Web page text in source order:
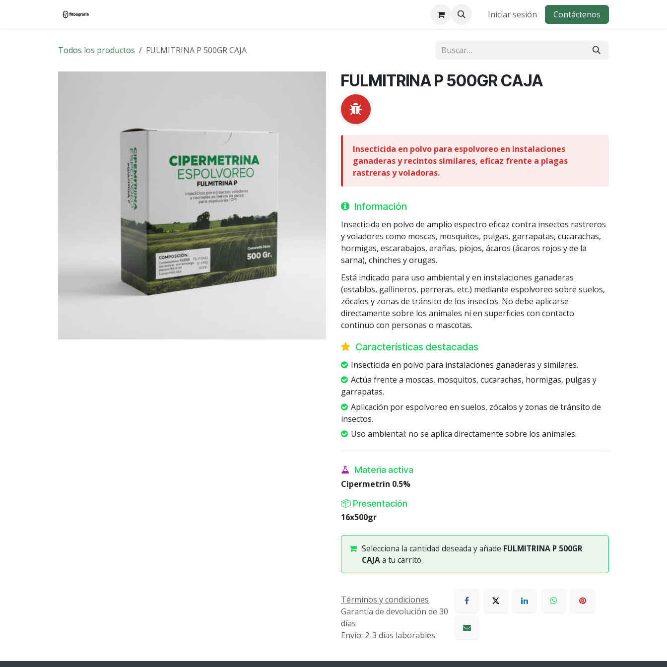
Iniciar sesión Contáctenos
Todos los productos FULMITRINA P 500GR CAJA
FULMITRINA P 500GR CAJA
Insecticida en polvo para espolvoreo en instalaciones
ganaderas y recintos similares, eficaz frente a plagas
rastreras y voladoras.
Información
Insecticida en polvo de amplio espectro eficaz contra insectos rastreros
y voladores como moscas, mosquitos, pulgas, garrapatas, cucarachas,
hormigas, escarabajos, arañas, piojos, ácaros (ácaros rojos y de la
sarna), chinches y orugas.
Está indicado para uso ambiental y en instalaciones ganaderas
(establos, gallineros, perreras, etc.) mediante espolvoreo sobre suelos,
zócalos y zonas de tránsito de los insectos. No debe aplicarse
directamente sobre los animales ni en superficies con contacto
continuo con personas o mascotas.
Características destacadas
Insecticida en polvo para instalaciones ganaderas y similares.
Actúa frente a moscas, mosquitos, cucarachas, hormigas, pulgas y
garrapatas.
Aplicación por espolvoreo en suelos, zócalos y zonas de tránsito de
insectos.
Uso ambiental: no se aplica directamente sobre los animales.
Materia activa
Cipermetrin 0.5%
📦 Presentación
16x500gr
Selecciona la cantidad deseada y añade FULMITRINA P 500GR
CAJAa tu carrito.
Términos y condiciones
Garantía de devolución de 30
días
Envío: 2-3 días laborables